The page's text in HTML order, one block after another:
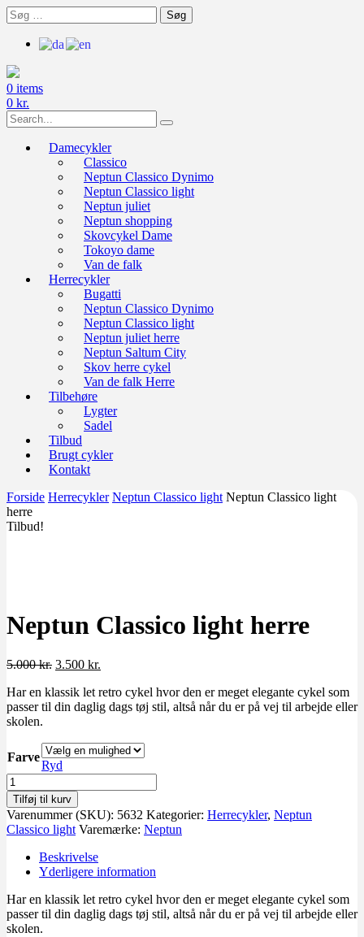
Skip
to
content
Søg
efter:
0 items
0 kr.
Search
for:
Damecykler
Classico
Neptun Classico Dynimo
Neptun Classico light
Neptun juliet
Neptun shopping
Skovcykel Dame
Tokoyo dame
Van de falk
Herrecykler
Bugatti
Neptun Classico Dynimo
Neptun Classico light
Neptun juliet herre
Neptun Saltum City
Skov herre cykel
Van de falk Herre
Tilbehøre
Lygter
Sadel
Tilbud
Brugt cykler
Kontakt
Forside Herrecykler Neptun Classico light Neptun Classico light
herre
Tilbud!
Neptun Classico light herre
5.000kr. Den
pris
var:
3.500 kr.
pris
er:
Har en klassik let retro cykel hvor den er meget elegante cykel som
passer til din daglig dags tøj stil, altså når du er på vej til arbejde eller
skolen.
Farve
Ryd
Neptun
Classico
light
herre
antal
Tilføj til kurv
Varenummer (SKU): 5632 Kategorier: Herrecykler, Neptun
Classico light Varemærke: Neptun
Beskrivelse
Yderligere information
Har en klassik let retro cykel hvor den er meget elegante cykel som
passer til din daglig dags tøj stil, altså når du er på vej til arbejde eller
skolen.